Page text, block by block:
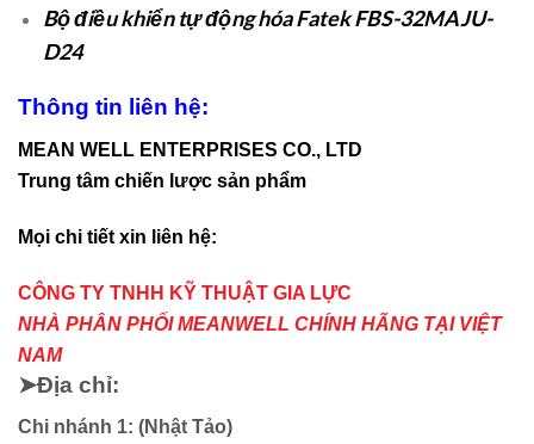
Bộ điều khiển tự động hóa Fatek FBS-32MAJU-
D24
Thông tin liên hệ:
MEAN WELL ENTERPRISES CO., LTD
Trung tâm chiến lược sản phẩm
Mọi chi tiết xin liên hệ:
CÔNG TY TNHH KỸ THUẬT GIA LỰC
NHÀ PHÂN PHỐI MEANWELL CHÍNH HÃNG TẠI VIỆT
NAM
➤Địa chỉ:
Chi nhánh 1: (Nhật Tảo)